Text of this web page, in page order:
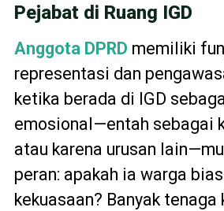
Pejabat di Ruang IGD
Anggota DPRD memiliki
representasi dan
ketika berada di IGD
emosional—entah sebagai
atau karena urusan
peran: apakah ia warga
kekuasaan? Banyak tenaga